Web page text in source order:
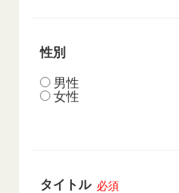
性別
男性
女性
タイトル 必須